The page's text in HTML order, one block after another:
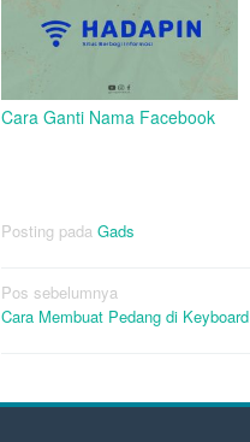
Cara Ganti Nama Facebook
Posting pada Gads
Navigasi
pos
Pos sebelumnya
Cara Membuat Pedang di Keyboard